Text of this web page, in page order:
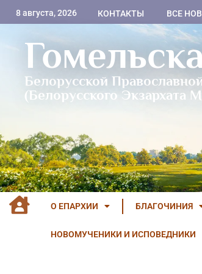
8 августа, 2026 КОНТАКТЫ ВСЕ
Белорусской
(Белорусского Экзархата
О ЕПАРХИИ БЛАГОЧИНИЯ
НОВОМУЧЕНИКИ И ИСПОВЕДНИКИ